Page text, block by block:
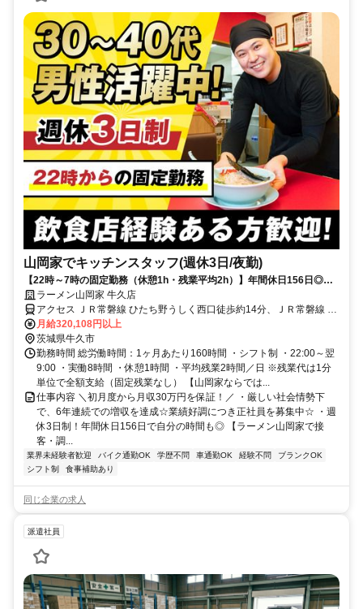
山岡家でキッチンスタッフ(週休3日/夜勤)
【22時～7時の固定勤務（休憩1h・残業平均2h）】年間休日156日◎初
月から月収32万円！
ラーメン山岡家 牛久店
アクセス ＪＲ常磐線 ひたち野うしく西口徒歩約14分、ＪＲ常磐線 牛
久西口徒歩約41分、ＪＲ常磐線 荒川沖西口徒歩約47分
月給320,108円以上
茨城県牛久市
勤務時間 総労働時間：1ヶ月あたり160時間 ・シフト制 ・22:00～翌
9:00 ・実働8時間 ・休憩1時間 ・平均残業2時間／日 ※残業代は1分
単位で全額支給（固定残業なし） 【山岡家ならでは...
仕事内容 ＼初月度から月収30万円を保証！／ ・厳しい社会情勢下
で、6年連続での増収を達成☆業績好調につき正社員を募集中☆ ・週
休3日制！年間休日156日で自分の時間も◎ 【ラーメン山岡家で接
客・調...
業界未経験者歓迎 バイク通勤OK 学歴不問 車通勤OK 経験不問
ブランクOK
シフト制
食事補助あり
同じ企業の求人
派遣社員